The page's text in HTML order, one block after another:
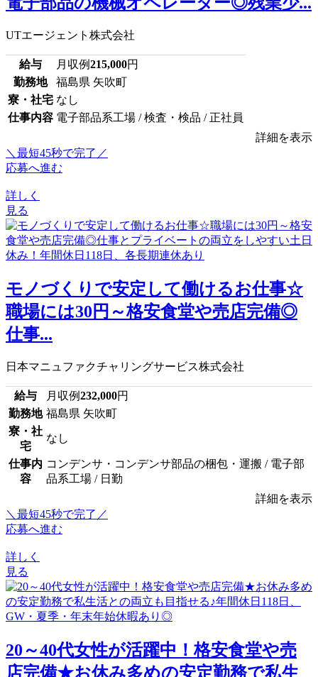
UTエージェント株式会社
給与 月収例215,000円
勤務地
福島県 矢吹町
寮・社宅 なし
仕事内容 電子部品系工場 / 検査・検品 / 正社員
詳細を表示
＼最短45秒で完了／
応募へ進む
詳しく
見る
モノづくりで安定して働けるお仕事☆
職場には30円～格安食堂や売店完備◎
仕事...
日本マニュファクチャリングサービス株式会社
給与 月収例232,000円
勤務地 福島県 矢吹町
寮・社
宅
なし
仕事内
容
コンデンサ・コンデンサ部品の梱包・運搬 / 電子部
品系工場 / 日勤
詳細を表示
＼最短45秒で完了／
応募へ進む
詳しく
見る
20～40代女性が活躍中！格安食堂や売
店完備★お休み多めの安定勤務で私生